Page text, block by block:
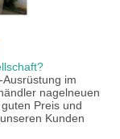
im
nagelneuen
Preis und
Kunden